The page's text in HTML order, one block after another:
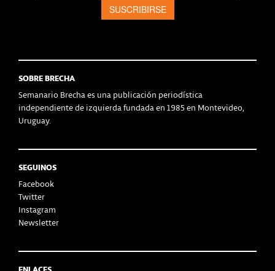
SOBRE BRECHA
Semanario Brecha es una publicación periodística
independiente de izquierda fundada en 1985 en Montevideo,
Uruguay.
SEGUINOS
Facebook
Twitter
Instagram
Newsletter
ENLACES